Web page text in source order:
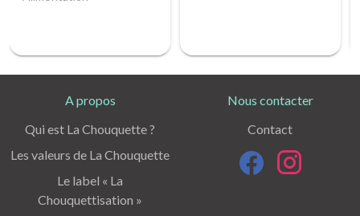
A propos
Qui est La Chouquette ?
Les valeurs de La Chouquette
Le label « La
Chouquettisation »
Nous contacter
Contact